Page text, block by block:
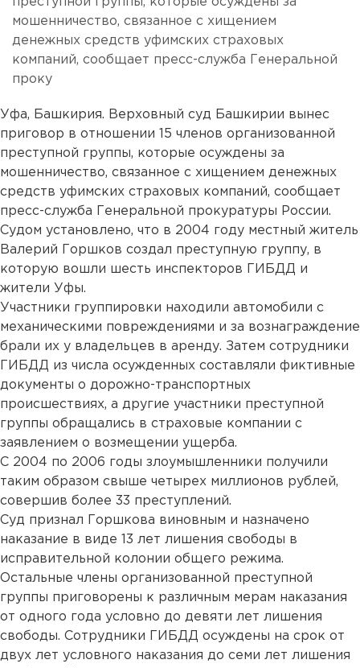
мошенничество, связанное с хищением
денежных средств уфимских страховых
компаний, сообщает пресс-служба Генеральной
проку
Уфа, Башкирия. Верховный суд Башкирии вынес
приговор в отношении 15 членов организованной
преступной группы, которые осуждены за
мошенничество, связанное с хищением денежных
средств уфимских страховых компаний, сообщает
пресс-служба Генеральной прокуратуры России.
Судом установлено, что в 2004 году местный житель
Валерий Горшков создал преступную группу, в
которую вошли шесть инспекторов ГИБДД и
жители Уфы.
Участники группировки находили автомобили с
механическими повреждениями и за вознаграждение
брали их у владельцев в аренду. Затем сотрудники
ГИБДД из числа осужденных составляли фиктивные
документы о дорожно-транспортных
происшествиях, а другие участники преступной
группы обращались в страховые компании с
заявлением о возмещении ущерба.
С 2004 по 2006 годы злоумышленники получили
таким образом свыше четырех миллионов рублей,
совершив более 33 преступлений.
Суд признал Горшкова виновным и назначено
наказание в виде 13 лет лишения свободы в
исправительной колонии общего режима.
Остальные члены организованной преступной
группы приговорены к различным мерам наказания
от одного года условно до девяти лет лишения
свободы. Сотрудники ГИБДД осуждены на срок от
двух лет условного наказания до семи лет лишения